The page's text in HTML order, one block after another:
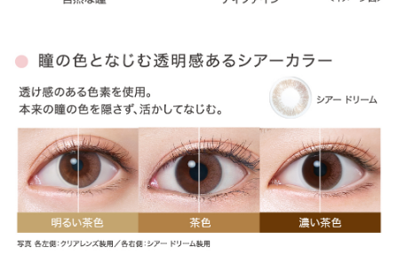
» ナチュラルシャイン
» ラディアントシック